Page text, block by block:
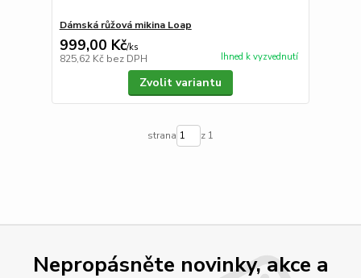
Dámská růžová mikina Loap
999,00 Kč/ks
825,62 Kč bez DPH Ihned k vyzvednutí
Zvolit variantu
strana z 1
Nepropásněte novinky, akce a